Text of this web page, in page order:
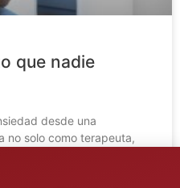
que nadie
desde una
no solo como terapeuta,